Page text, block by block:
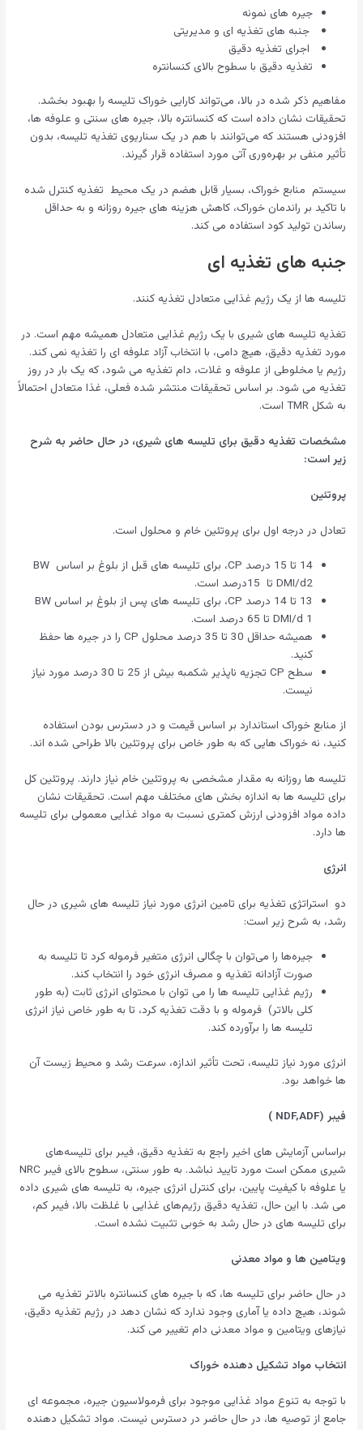
جیره های نمونه
جنبه های تغذیه ای و مدیریتی
اجرای تغذیه دقیق
تغذیه دقیق با سطوح بالای کنسانتره
مفاهیم ذکر شده در بالا، می‌تواند کارایی خوراک تلیسه را بهبود بخشد.
تحقیقات نشان داده است که کنسانتره بالا، جیره های سنتی و علوفه ها،
افزودنی هستند که می‌توانند با هم در یک سناریوی تغذیه تلیسه، بدون
تأثیر منفی بر بهره‌وری آتی مورد استفاده قرار گیرند.
سیستم منابع خوراک، بسیار قابل هضم در یک محیط تغذیه کنترل شده
با تاکید بر راندمان خوراک، کاهش هزینه های جیره روزانه و به حداقل
رساندن تولید کود استفاده می کند.
جنبه های تغذیه ای
تلیسه ها از یک رژیم غذایی متعادل تغذیه کنند.
تغذیه تلیسه های شیری با یک رژیم غذایی متعادل همیشه مهم است. در
مورد تغذیه دقیق، هیچ دامی، با انتخاب آزاد علوفه ای را تغذیه نمی کند.
رژیم یا مخلوطی از علوفه و غلات، دام تغذیه می شود، که یک بار در روز
تغذیه می شود. بر اساس تحقیقات منتشر شده فعلی، غذا متعادل احتمالاً
به شکل TMR است.
مشخصات تغذیه دقیق برای تلیسه های شیری، در حال حاضر به شرح
زیر است:­­­­
پروتئین
تعادل در درجه اول برای پروتئین خام و محلول است.
14 تا 15 درصد CP، برای تلیسه های قبل از بلوغ بر اساس BW
DMI/d2 تا 15درصد است.
13 تا 14 درصد CP، برای تلیسه های پس از بلوغ بر اساس BW
DMI/d 1 تا 65 درصد است.
همیشه حداقل 30 تا 35 درصد محلول CP را در جیره ها حفظ
کنید.
سطح CP تجزیه ناپذیر شکمبه بیش از 25 تا 30 درصد مورد نیاز
نیست.
از منابع خوراک استاندارد بر اساس قیمت و در دسترس بودن استفاده
کنید، نه خوراک هایی که به طور خاص برای پروتئین بالا طراحی شده اند.
تلیسه ها روزانه به مقدار مشخصی به پروتئین خام نیاز دارند. پروتئین کل
برای تلیسه ها به اندازه بخش های مختلف مهم است. تحقیقات نشان
داده مواد افزودنی ارزش کمتری نسبت به مواد غذایی معمولی برای تلیسه
ها دارد.
انرژی
دو استراتژی تغذیه برای تامین انرژی مورد نیاز تلیسه های شیری در حال
رشد، به شرح زیر است:
جیره‌ها را می‌توان با چگالی انرژی متغیر فرموله کرد تا تلیسه به
صورت آزادانه تغذیه و مصرف انرژی خود را انتخاب کند.
رژیم غذایی تلیسه ها را می توان با محتوای انرژی ثابت (به طور
کلی بالاتر) فرموله و با دقت تغذیه کرد، تا به طور خاص نیاز انرژی
تلیسه ها را برآورده کند.
انرژی مورد نیاز تلیسه، تحت تأثیر اندازه، سرعت رشد و محیط زیست آن
ها خواهد بود.
فیبر (NDF,ADF )
براساس آزمایش های اخیر راجع به تغذیه دقیق، فیبر برای تلیسه‌های
شیری ممکن است مورد تایید نباشد. به طور سنتی، سطوح بالای فیبر NRC
یا علوفه با کیفیت پایین، برای کنترل انرژی جیره، به تلیسه های شیری داده
می شد. با این حال، تغذیه دقیق رژیم‌های غذایی با غلظت بالا، فیبر کم،
برای تلیسه های در حال رشد به خوبی تثبیت نشده است.
ویتامین ها و مواد معدنی
در حال حاضر برای تلیسه ها، که با جیره های کنسانتره بالاتر تغذیه می
شوند، هیچ داده یا آماری وجود ندارد که نشان دهد در رژیم تغذیه دقیق،
نیازهای ویتامین و مواد معدنی دام تغییر می کند.
انتخاب مواد تشکیل دهنده خوراک
با توجه به تنوع مواد غذایی موجود برای فرمولاسیون جیره، مجموعه ای
جامع از توصیه ها، در حال حاضر در دسترس نیست. مواد تشکیل دهنده